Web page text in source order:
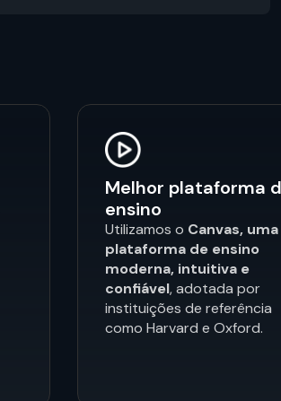
Melhor plataforma
ensino
Utilizamos o Canvas, uma
plataforma de ensino
moderna, intuitiva e
confiável, adotada por
instituições de referência
como Harvard e Oxford.